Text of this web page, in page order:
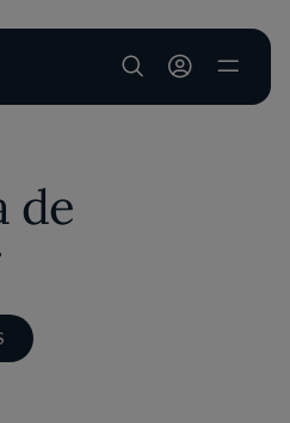
User account
de